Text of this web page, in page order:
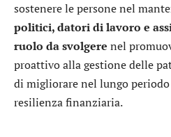
sostenere le persone nel
politici, datori di lavoro e
ruolo da svolgere nel
proattivo alla gestione delle
di migliorare nel lungo
resilienza finanziaria.